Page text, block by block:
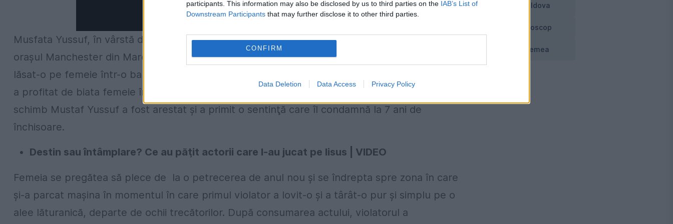
participants. This information may also be disclosed by us to third parties on the IAB’s List of
Downstream Participants that may further disclose it to other third parties.
CONFIRM
Data Deletion Data Access Privacy Policy
Musfata Yussuf, în vârstă de 21 de ani, a violat o femeie chiar în noaptea de revelion, în
oraşul Manchester din Marea Britanie. Culmea este că după ce a săvârşit oribila faptă şi a
lăsat-o pe femeie într-o baltă de sânge în mijlocul străzii, un alt bărbat care a trecut pe acolo
a profitat de biata femeie în acelaşi fel. Cel de-al doilea violator nu a fost încă prins, în
schimb Mustaf Yussuf a fost arestat şi a primit o sentinţă care îl condamnă la 7 ani de
închisoare.
Destin sau întâmplare? Ce au păţit actorii care l-au jucat pe Iisus | VIDEO
Femeia se pregătea să plece de la o petrecerea de anul nou şi se îndrepta spre zona în care
şi-a parcat maşina în momentul în care primul violator a lovit-o şi a târât-o pur şi simplu pe o
alee lăturanică, departe de ochii trecătorilor. După consumarea actului, violatorul a
Moldova
Horoscop
Vremea